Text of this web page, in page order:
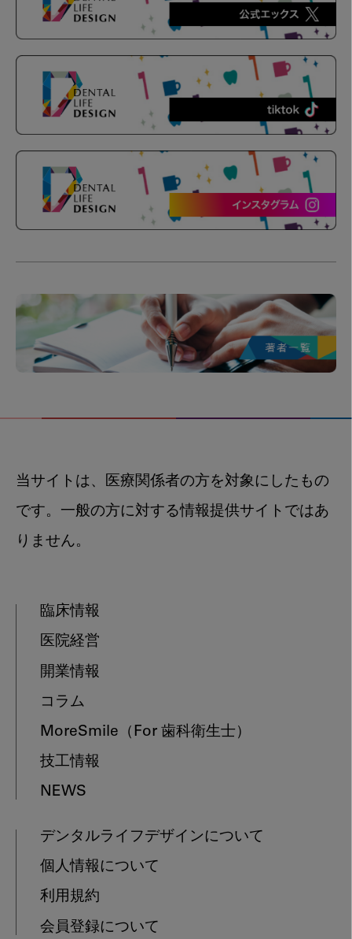
当サイトは、医療関係者の方を対象にしたもの
です。一般の方に対する情報提供サイトではあ
りません。
臨床情報
医院経営
開業情報
コラム
MoreSmile （For 歯科衛生士）
技工情報
NEWS
デンタルライフデザインについて
個人情報について
利用規約
会員登録について